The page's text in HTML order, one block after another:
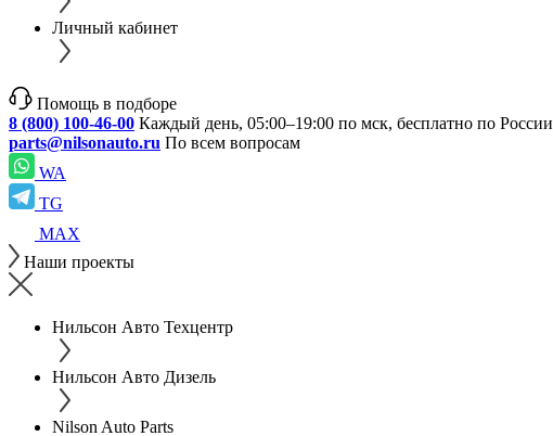
Личный кабинет
Помощь в подборе
8 (800) 100-46-00 Каждый день, 05:00–19:00 по мск, бесплатно по России
parts@nilsonauto.ru По всем вопросам
WA
TG
MAX
Наши проекты
Нильсон Авто Техцентр
Нильсон Авто Дизель
Nilson Auto Parts